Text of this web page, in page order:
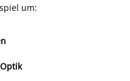
um: